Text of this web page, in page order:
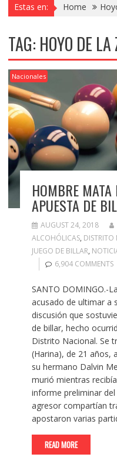
Estas en: Home
TAG: HOYO DE
Nacionales
HOMBRE
APUESTA DE
AUGUST 24, 2018
ALCOHÓLICAS,
JUEGO DE BILLAR,
6,904 COMMENTS
SANTO DOMINGO.-
acusado de ultimar a
discusión que
de billar, hecho
Distrito Nacional. Se
(Harina), de 21 años,
su hermano Dalvin
murió mientras
informe preliminar
agresor compartían
apostaron varias
READ MORE